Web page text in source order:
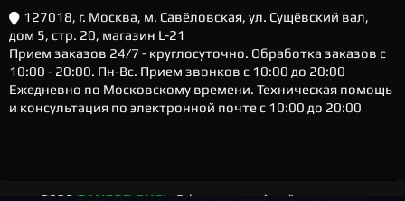
127018, г. Москва, м. Савёловская, ул. Сущёвский вал,
дом 5, стр. 20, магазин L-21
Прием заказов 24/7 - круглосуточно. Обработка заказов с
10:00 - 20:00. Пн-Вс. Прием звонков с 10:00 до 20:00
Ежедневно по Московскому времени. Техническая помощь
и консультация по электронной почте с 10:00 до 20:00